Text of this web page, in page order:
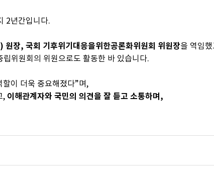
2년간입니다.
원장, 국회 기후위기대응을위한공론화위원회 위원장을 역임
위원회의 위원으로도 활동한 바 있습니다.
이 더욱 중요해졌다”며,
, 이해관계자와 국민의 의견을 잘 듣고 소통하며,